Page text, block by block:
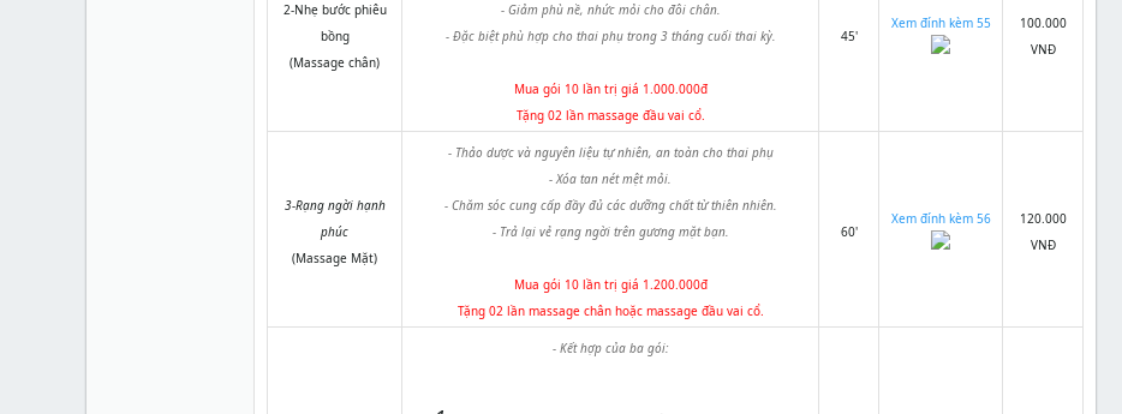
2-Nhẹ bước phiêu
bồng
(Massage chân)
- Giảm phù nề, nhức mỏi cho đôi chân.
- Đặc biệt phù hợp cho thai phụ trong 3 tháng cuối thai kỳ.
Mua gói 10 lần trị giá 1.000.000đ
Tặng 02 lần massage đầu vai cổ.
45'
Xem đính kèm 55
100.000
VNĐ
3-Rạng ngời hạnh
phúc
(Massage Mặt)
- Thảo dược và nguyên liệu tự nhiên, an toàn cho thai phụ
- Xóa tan nét mệt mỏi.
- Chăm sóc cung cấp đầy đủ các dưỡng chất từ thiên nhiên.
- Trả lại vẻ rạng ngời trên gương mặt bạn.
Mua gói 10 lần trị giá 1.200.000đ
Tặng 02 lần massage chân hoặc massage đầu vai cổ.
60'
Xem đính kèm 56
120.000
VNĐ
- Kết hợp của ba gói: